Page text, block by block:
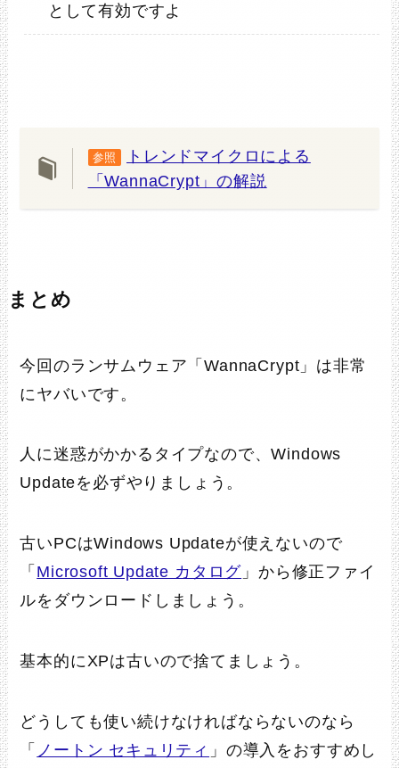
として有効ですよ
参照
トレンドマイクロによる
「WannaCrypt」の解説
まとめ
今回のランサムウェア「WannaCrypt」は非常
にヤバいです。
人に迷惑がかかるタイプなので、Windows
Updateを必ずやりましょう。
古いPCはWindows Updateが使えないので
「 Microsoft Update カタログ 」から修正ファイ
ルをダウンロードしましょう。
基本的にXPは古いので捨てましょう。
どうしても使い続けなければならないのなら
「 ノートン セキュリティ 」の導入をおすすめし